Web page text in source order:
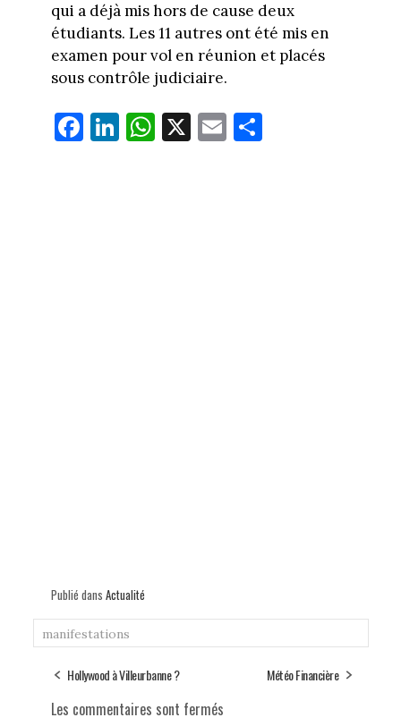
qui a déjà mis hors de cause deux
étudiants. Les 11 autres ont été mis en
examen pour vol en réunion et placés
sous contrôle judiciaire.
Fa
ce
Li
nk
W
ha
X E
m
Pa
Publié dans Actualité
manifestations
Hollywood à Villeurbanne ? Météo Financière
Les commentaires sont fermés